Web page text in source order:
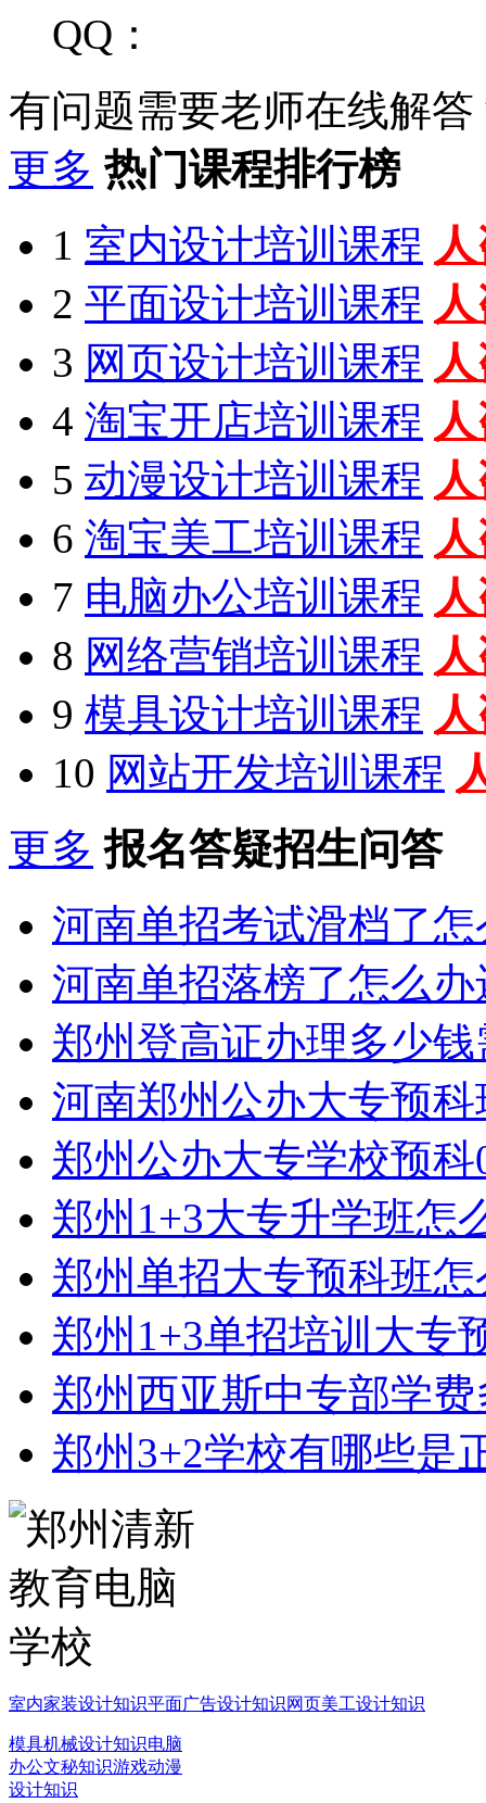
QQ：
有问题需要老师在线解答
更多 热门课程排行榜
1 室内设计培训课程
2 平面设计培训课程
3 网页设计培训课程
4 淘宝开店培训课程
5 动漫设计培训课程
6 淘宝美工培训课程
7 电脑办公培训课程
8 网络营销培训课程
9 模具设计培训课程
10 网站开发培训课程
更多 报名答疑招生问答
河南单招考试滑档了
河南单招落榜了怎么
郑州登高证办理多少
河南郑州公办大专预
郑州公办大专学校预
郑州1+3大专升学班怎
郑州单招大专预科班
郑州1+3单招培训大专
郑州西亚斯中专部学
郑州3+2学校有哪些是
室内家装设计知识平面广告设计知识网页美工设计知识
模具机械设计知识电脑
办公文秘知识游戏动漫
设计知识